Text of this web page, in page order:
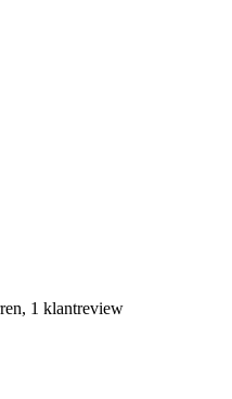
1 klantreview